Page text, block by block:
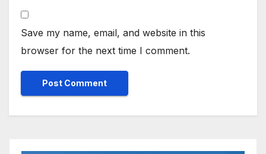
Save my name, email, and website in this
browser for the next time I comment.